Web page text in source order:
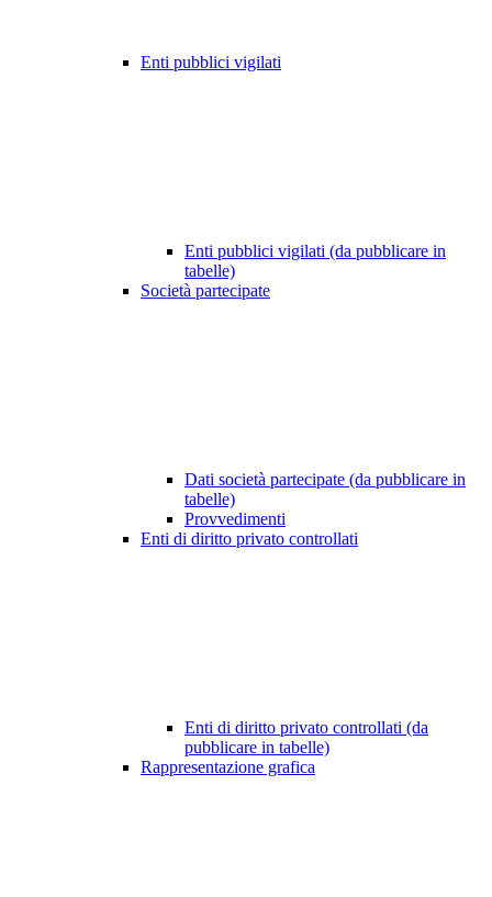
Enti pubblici vigilati
Enti pubblici vigilati (da pubblicare in
tabelle)
Società partecipate
Dati società partecipate (da pubblicare in
tabelle)
Provvedimenti
Enti di diritto privato controllati
Enti di diritto privato controllati (da
pubblicare in tabelle)
Rappresentazione grafica